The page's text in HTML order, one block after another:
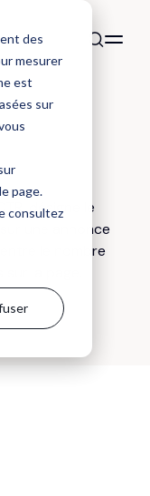
des
mesurer
est
sur
page.
consultez
désigne le
une annonce
le nombre
la page.